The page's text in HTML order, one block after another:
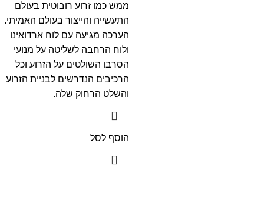
ממש כמו זרוע רובוטית בעולם
התעשייה והייצור בעולם האמיתי.
הערכה מגיעה עם לוח ארדואינו
ולוח הרחבה לשליטה על מנועי
הסרבו השולטים על הזרוע וכל
הרכיבים הנדרשים לבניית הזרוע
והשלט הרחוק שלה.
הוסף לסל